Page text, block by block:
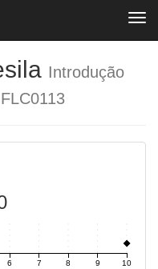
Introdução
6 7 8 9 10